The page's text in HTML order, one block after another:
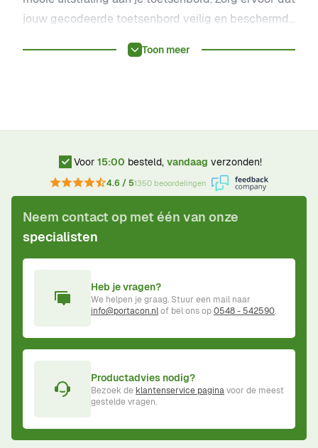
jouw gecodeerde toetsenbord veilig en beschermd
behuizing vandaag nog en geniet van gemoedsrust!
Toon meer
Voor 15:00 besteld, vandaag verzonden!
4.6 / 51350 beoordelingen
Neem contact op met één van onze
specialisten
Heb je vragen?
We helpen je graag. Stuur een mail naar
info@portacon.nlof bel ons op0548 - 542590.
Productadvies nodig?
Bezoek de klantenservice paginavoor de meest
gestelde vragen.